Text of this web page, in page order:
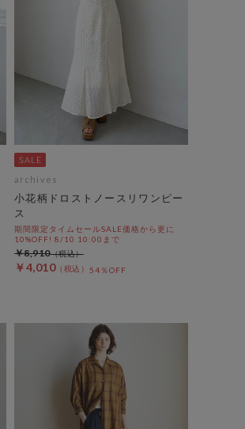
archives
小花柄ドロストノースリワンピー
ス
期間限定タイムセールSALE価格から更に
10%OFF! 8/10 10:00まで
￥4,010 54％OFF
￥8,910